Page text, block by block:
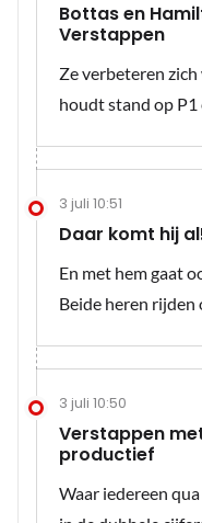
Bottas en
Verstappen
Ze verbeteren
houdt stand op P1
3 juli 10:51
Daar komt hij
En met hem gaat
Beide heren rijden
3 juli 10:50
Verstappen
productief
Waar iedereen